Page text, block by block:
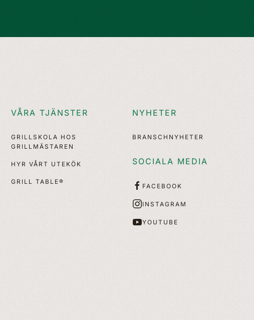
VÅRA TJÄNSTER
GRILLSKOLA HOS
GRILLMÄSTAREN
HYR VÅRT UTEKÖK
GRILL TABLE®
NYHETER
BRANSCHNYHETER
SOCIALA MEDIA
FACEBOOK
INSTAGRAM
YOUTUBE